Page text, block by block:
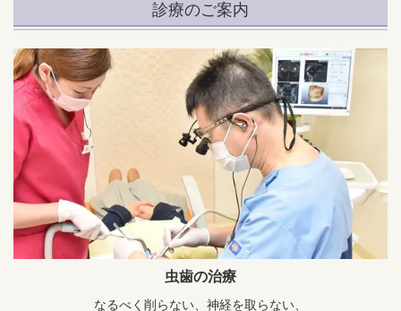
診療のご案内
虫歯の治療
なるべく削らない、神経を取らない、